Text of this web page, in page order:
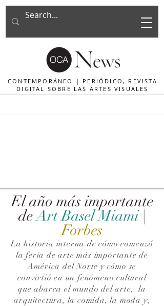
CONTEMPORÁNEO | PERIÓDICO, REVISTA
DIGITAL SOBRE LAS ARTES VISUALES
El año más importante
de Art Basel Miami |
Forbes
La historia interna de cómo comenzó
la feria de arte más importante de
América del Norte y cómo se
convirtió en un fenómeno cultural
que abarca el mundo del arte,la
arquitectura, la comida, la moda y,